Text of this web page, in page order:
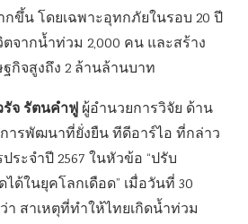
ขึ้น โดยเฉพาะอุทกภัยในรอบ 20 ปี
จากน้ำท่วม 2,000 คน และสร้าง
กิจสูงถึง 2 ล้านล้านบาท
รัจ รัตนคำฟู ผู้อำนวยการวิจัย ด้าน
ารพัฒนาที่ยั่งยืน ทีดีอาร์ไอ ที่กล่าว
ะจำปี 2567 ในหัวข้อ “ปรับ
ด้ในยุคโลกเดือด” เมื่อวันที่ 30
สาเหตุที่ทำให้ไทยเกิดน้ำท่วม